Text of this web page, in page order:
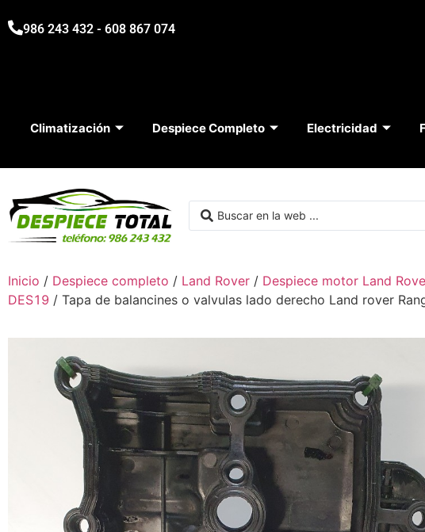
986 243 432 - 608 867 074
Climatización Despiece Completo Electricidad
Inicio / Despiece completo / Land Rover / Despiece motor Land
DES19 / Tapa de balancines o valvulas lado derecho Land rover